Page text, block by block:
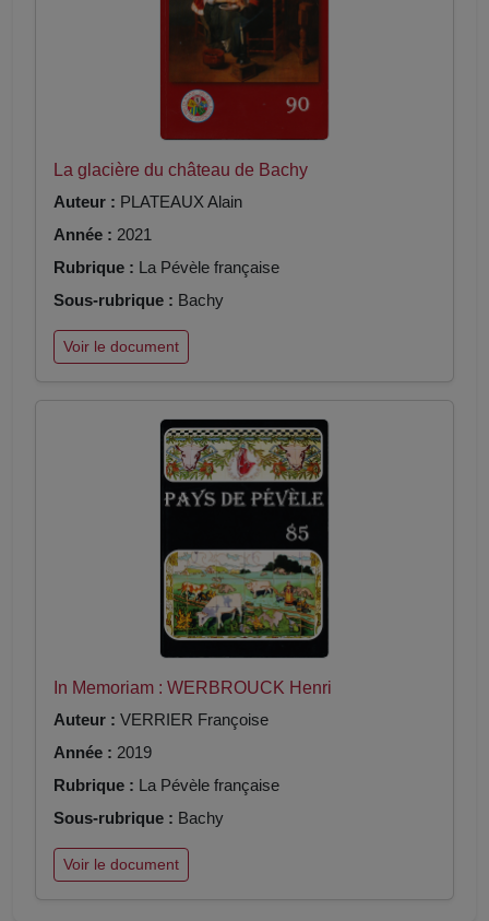
La glacière du château de Bachy
Auteur : PLATEAUX Alain
Année : 2021
Rubrique : La Pévèle française
Sous-rubrique : Bachy
Voir le document
In Memoriam : WERBROUCK Henri
Auteur : VERRIER Françoise
Année : 2019
Rubrique : La Pévèle française
Sous-rubrique : Bachy
Voir le document